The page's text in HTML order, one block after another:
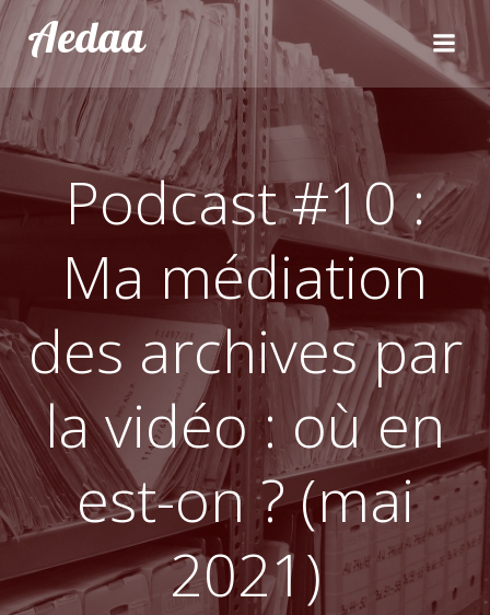
Aller
au
contenu
Aedaa
Podcast #10 :
Ma médiation
des archives par
la vidéo : où en
est-on ? (mai
2021)